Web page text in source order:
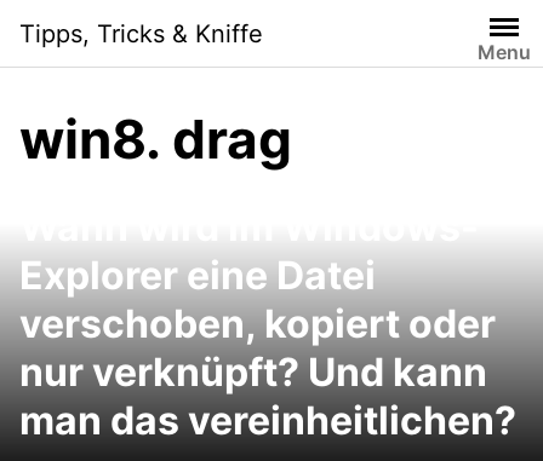
content
Tipps, Tricks & Kniffe
Menu
win8. drag
Manchmal verwirrend:
Explorer eine Datei
verschoben, kopiert oder
nur verknüpft? Und kann
man das vereinheitlichen?